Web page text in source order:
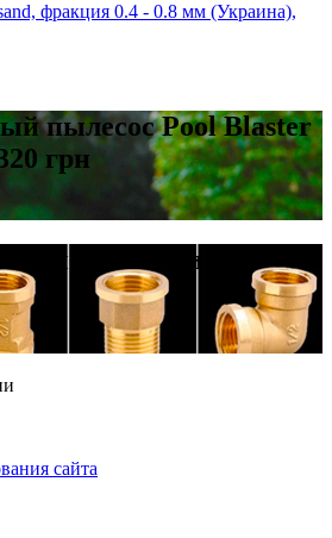
фракция 0.4 - 0.8 мм (Украина),
пылесос Pool Blaster
грн
фитинги в
сайта